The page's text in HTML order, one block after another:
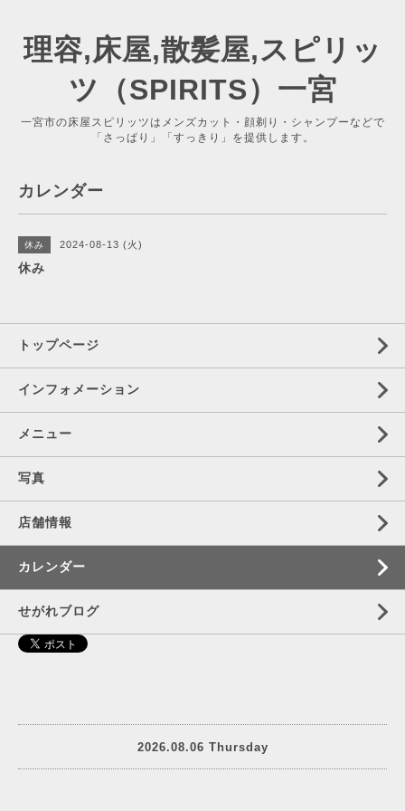
理容,床屋,散髪屋,スピリッ
ツ（SPIRITS）一宮
一宮市の床屋スピリッツはメンズカット・顔剃り・シャンプーなどで
「さっぱり」「すっきり」を提供します。
カレンダー
休み 2024-08-13 (火)
休み
トップページ
インフォメーション
メニュー
写真
店舗情報
カレンダー
せがれブログ
2026.08.06 Thursday